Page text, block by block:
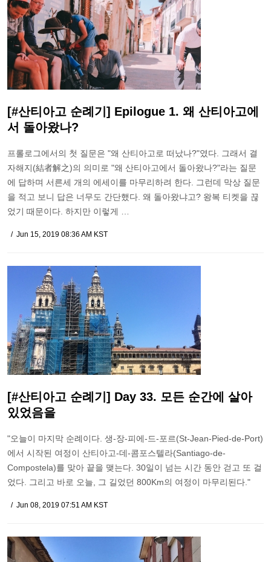
[#산티아고 순례기] Epilogue 1. 왜 산티아고에
서 돌아왔나?
프롤로그에서의 첫 질문은 "왜 산티아고로 떠났나?"였다. 그래서 결
자해지(結者解之)의 의미로 "왜 산티아고에서 돌아왔나?"라는 질문
에 답하며 서른세 개의 에세이를 마무리하려 한다. 그런데 막상 질문
을 적고 보니 답은 너무도 간단했다. 왜 돌아왔냐고? 왕복 티켓을 끊
었기 때문이다. 하지만 이렇게 …
Jun 15, 2019 08:36 AM KST
[#산티아고 순례기] Day 33. 모든 순간에 살아
있었음을
"오늘이 마지막 순례이다. 생-장-피에-드-포르(St-Jean-Pied-de-Port)
에서 시작된 여정이 산티아고-데-콤포스텔라(Santiago-de-
Compostela)를 맞아 끝을 맺는다. 30일이 넘는 시간 동안 걷고 또 걸
었다. 그리고 바로 오늘, 그 길었던 800Km의 여정이 마무리된다."
Jun 08, 2019 07:51 AM KST